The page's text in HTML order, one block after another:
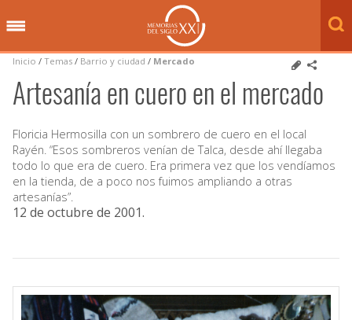
Inicio / Temas / Barrio y ciudad / Mercado
Artesanía en cuero en el mercado
Floricia Hermosilla con un sombrero de cuero en el local
Rayén. “Esos sombreros venían de Talca, desde ahí llegaba
todo lo que era de cuero. Era primera vez que los vendíamos
en la tienda, de a poco nos fuimos ampliando a otras
artesanías”.
12 de octubre de 2001.